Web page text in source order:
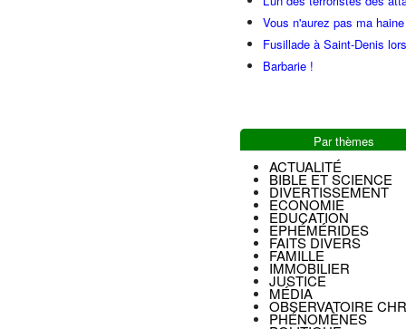
Vous n'aurez pas ma haine
Fusillade à Saint-Denis
Barbarie !
Par thèmes
ACTUALITÉ
BIBLE ET SCIENCE
DIVERTISSEMENT
ECONOMIE
EDUCATION
EPHÉMÉRIDES
FAITS DIVERS
FAMILLE
IMMOBILIER
JUSTICE
MÉDIA
OBSERVATOIRE
PHÉNOMÈNES